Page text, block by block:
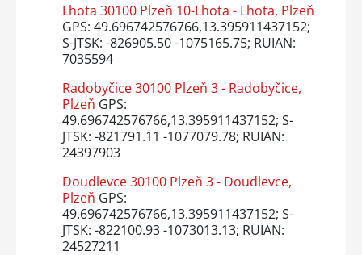
Lhota 30100 Plzeň 10-Lhota - Lhota, Plzeň
GPS: 49.696742576766,13.395911437152;
S-JTSK: -826905.50 -1075165.75; RUIAN:
7035594
Radobyčice 30100 Plzeň 3 - Radobyčice,
Plzeň GPS:
49.696742576766,13.395911437152; S-
JTSK: -821791.11 -1077079.78; RUIAN:
24397903
Doudlevce 30100 Plzeň 3 - Doudlevce,
Plzeň GPS:
49.696742576766,13.395911437152; S-
JTSK: -822100.93 -1073013.13; RUIAN:
24527211